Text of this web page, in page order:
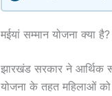
मईयां सम्मान योजना क्या है?
झारखंड सरकार ने आर्थिक
योजना के तहत महिलाओं